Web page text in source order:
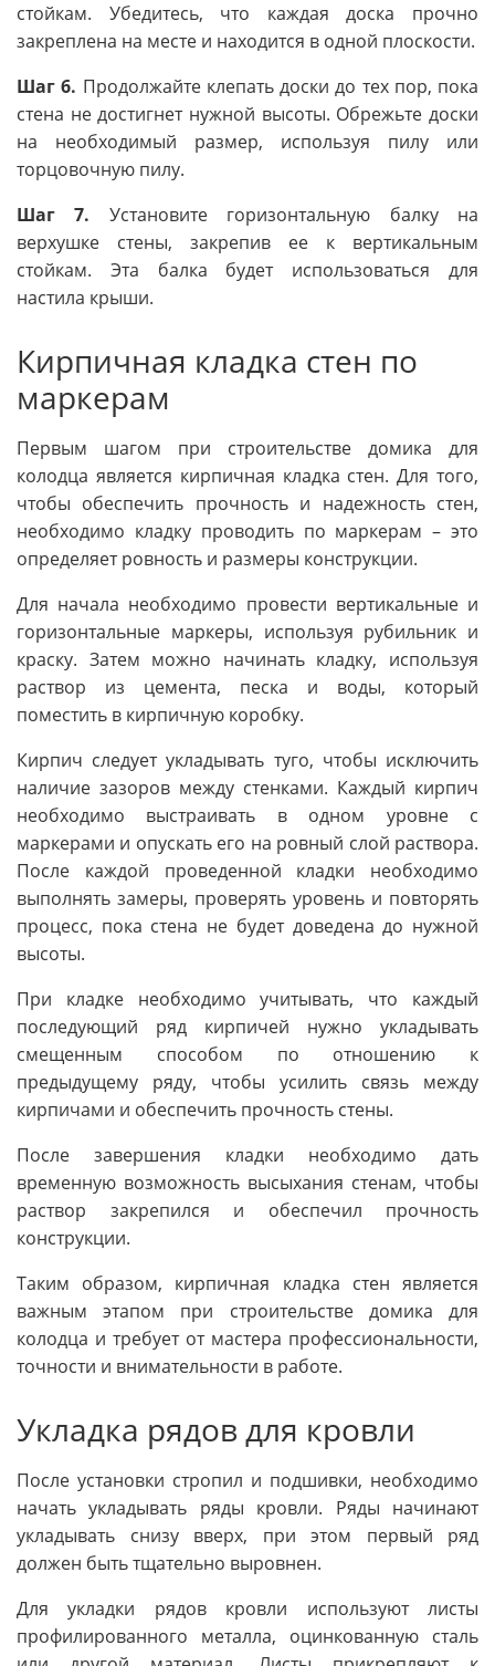
стойкам. Убедитесь, что каждая доска прочно
закреплена на месте и находится в одной плоскости.
Шаг 6. Продолжайте клепать доски до тех пор, пока
стена не достигнет нужной высоты. Обрежьте доски
на необходимый размер, используя пилу или
торцовочную пилу.
Шаг 7. Установите горизонтальную балку на
верхушке стены, закрепив ее к вертикальным
стойкам. Эта балка будет использоваться для
настила крыши.
Кирпичная кладка стен по
маркерам
Первым шагом при строительстве домика для
колодца является кирпичная кладка стен. Для того,
чтобы обеспечить прочность и надежность стен,
необходимо кладку проводить по маркерам – это
определяет ровность и размеры конструкции.
Для начала необходимо провести вертикальные и
горизонтальные маркеры, используя рубильник и
краску. Затем можно начинать кладку, используя
раствор из цемента, песка и воды, который
поместить в кирпичную коробку.
Кирпич следует укладывать туго, чтобы исключить
наличие зазоров между стенками. Каждый кирпич
необходимо выстраивать в одном уровне с
маркерами и опускать его на ровный слой раствора.
После каждой проведенной кладки необходимо
выполнять замеры, проверять уровень и повторять
процесс, пока стена не будет доведена до нужной
высоты.
При кладке необходимо учитывать, что каждый
последующий ряд кирпичей нужно укладывать
смещенным способом по отношению к
предыдущему ряду, чтобы усилить связь между
кирпичами и обеспечить прочность стены.
После завершения кладки необходимо дать
временную возможность высыхания стенам, чтобы
раствор закрепился и обеспечил прочность
конструкции.
Таким образом, кирпичная кладка стен является
важным этапом при строительстве домика для
колодца и требует от мастера профессиональности,
точности и внимательности в работе.
Укладка рядов для кровли
После установки стропил и подшивки, необходимо
начать укладывать ряды кровли. Ряды начинают
укладывать снизу вверх, при этом первый ряд
должен быть тщательно выровнен.
Для укладки рядов кровли используют листы
профилированного металла, оцинкованную сталь